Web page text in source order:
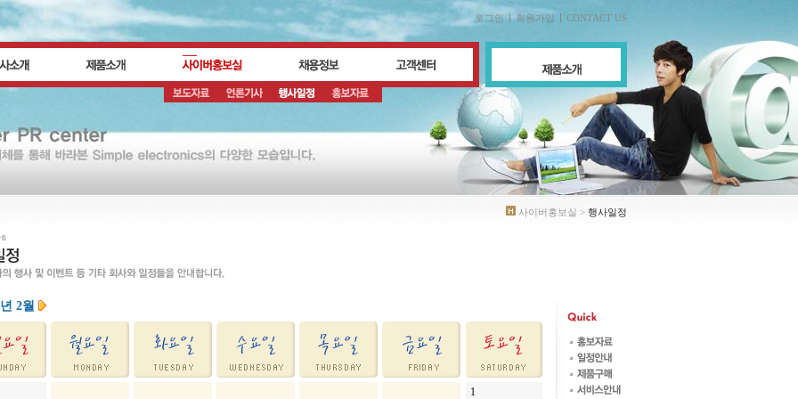
로그인 회원가입 CONTACT US
사이버홍보실 > 행사일정
2월
1